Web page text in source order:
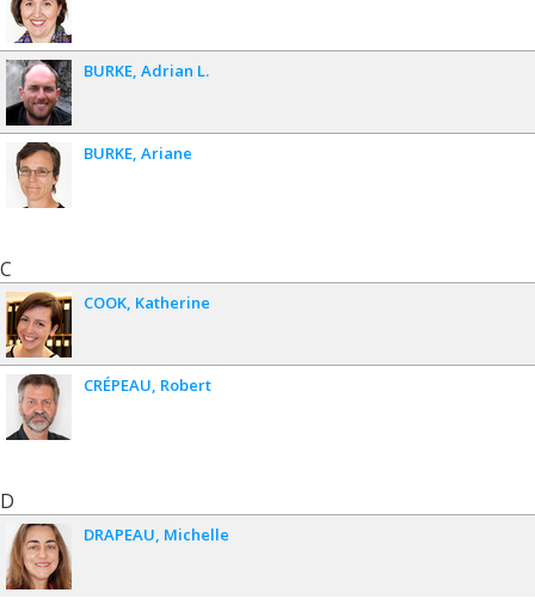
BURKE Adrian L.
BURKE Ariane
C
COOK Katherine
CRÉPEAU Robert
D
DRAPEAU Michelle